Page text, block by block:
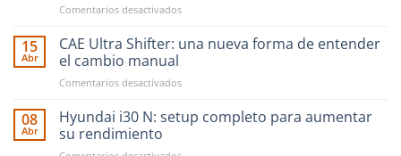
Comentarios desactivadosen
financiar
tus
en
Motorsport
15
Abr
CAE Ultra Shifter: una nueva forma de entender
el cambio manual
Comentarios desactivadosen
Ultra
Shifter:
08
Abr
Hyundai i30 N: setup completo para aumentar
su rendimiento